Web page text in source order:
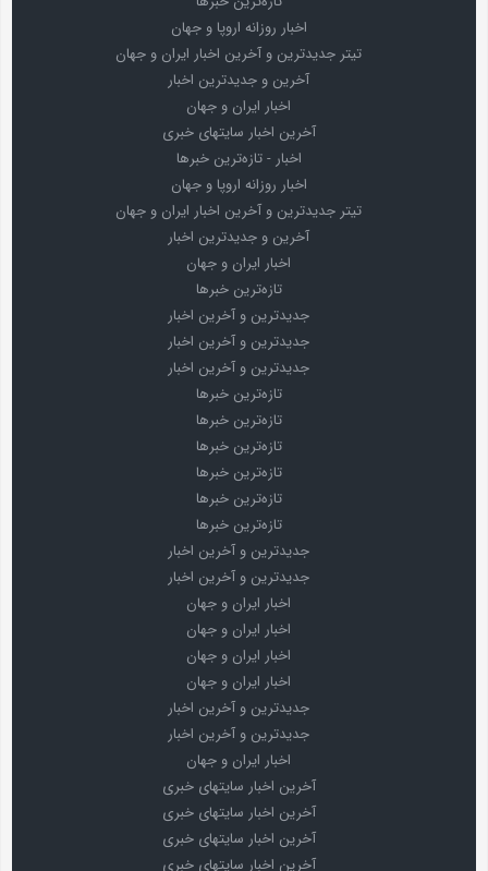
اخبار روزانه اروپا و جهان
تیتر جدیدترین و آخرین اخبار ایران و جهان
آخرین و جدیدترین اخبار
اخبار ایران و جهان
آخرین اخبار سایتهای خبری
اخبار - تازه‌ترین خبرها
اخبار روزانه اروپا و جهان
تیتر جدیدترین و آخرین اخبار ایران و جهان
آخرین و جدیدترین اخبار
اخبار ایران و جهان
تازه‌ترین خبرها
جدیدترین و آخرین اخبار
جدیدترین و آخرین اخبار
جدیدترین و آخرین اخبار
تازه‌ترین خبرها
تازه‌ترین خبرها
تازه‌ترین خبرها
تازه‌ترین خبرها
تازه‌ترین خبرها
تازه‌ترین خبرها
جدیدترین و آخرین اخبار
جدیدترین و آخرین اخبار
اخبار ایران و جهان
اخبار ایران و جهان
اخبار ایران و جهان
اخبار ایران و جهان
جدیدترین و آخرین اخبار
جدیدترین و آخرین اخبار
اخبار ایران و جهان
آخرین اخبار سایتهای خبری
آخرین اخبار سایتهای خبری
آخرین اخبار سایتهای خبری
آخرین اخبار سایتهای خبری